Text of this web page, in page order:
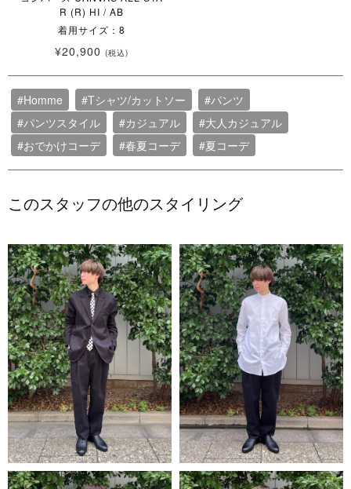
R (R) HI / AB
着用サイズ：8
¥20,900 (税込)
#Homme #Tシャツ/カットソー
#パンツ
#パンツスタイル
#カジュアル
#大人カジュアル
#おでかけコーデ
#春夏コーデ #夏コーデ
このスタッフの他のスタイリング